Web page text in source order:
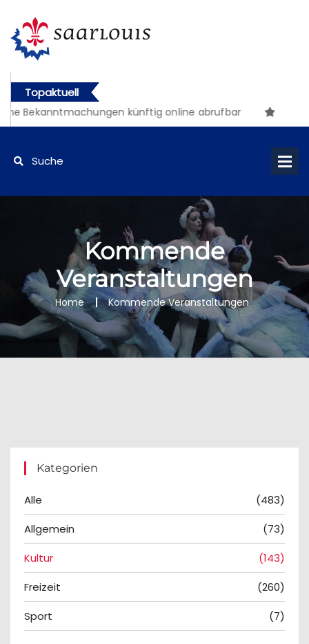
Topaktuell
Bekanntmachungen künftig online abrufbar
Kommende
Veranstaltungen
Home Kommende Veranstaltungen
Kategorien
Alle
(483)
Allgemein
(73)
Kultur
(143)
Freizeit
(260)
Sport
(7)